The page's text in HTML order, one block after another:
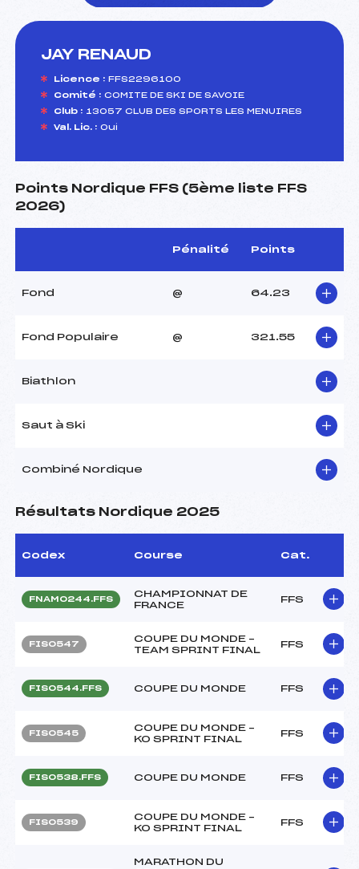
JAY RENAUD
Licence : FFS2296100
Comité : COMITE DE SKI DE SAVOIE
Club : 13057 CLUB DES SPORTS LES MENUIRES
Val. Lic. : Oui
Points Nordique FFS (5ème liste FFS
2026)
Pénalité Points
Fond @ 64.23
Fond Populaire @ 321.55
Biathlon
Saut à Ski
Combiné Nordique
Résultats Nordique 2025
Codex Course Cat.
FNAM0244.FFS
CHAMPIONNAT DE
FRANCE
FFS
FIS0547
COUPE DU MONDE –
TEAM SPRINT FINAL
FFS
FIS0544.FFS COUPE DU MONDE FFS
FIS0545
COUPE DU MONDE –
KO SPRINT FINAL
FFS
FIS0538.FFS COUPE DU MONDE FFS
FIS0539
COUPE DU MONDE –
KO SPRINT FINAL
FFS
MARATHON DU